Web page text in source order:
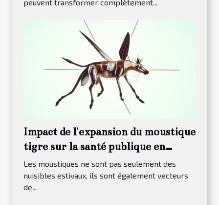
peuvent transformer complètement...
Impact de l'expansion du moustique
tigre sur la santé publique en
France
Les moustiques ne sont pas seulement des
nuisibles estivaux, ils sont également vecteurs
de...